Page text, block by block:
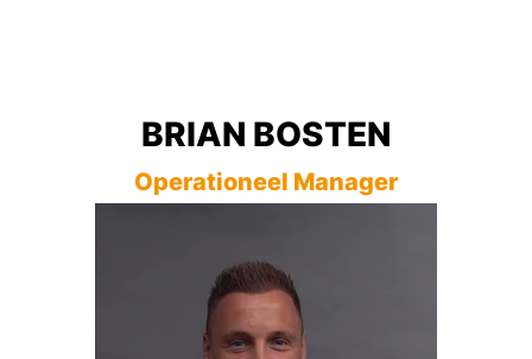
beste voorwaarden
Persoonlijkgeregeld
BRIAN BOSTEN
Operationeel Manager